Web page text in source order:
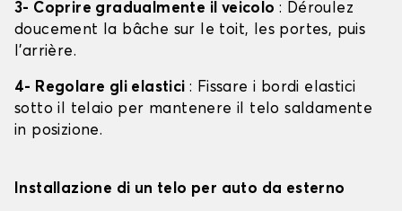
3- Coprire gradualmente il veicolo : Déroulez
doucement la bâche sur le toit, les portes, puis
l'arrière.
4- Regolare gli elastici : Fissare i bordi elastici
sotto il telaio per mantenere il telo saldamente
in posizione.
Installazione di un telo per auto da esterno